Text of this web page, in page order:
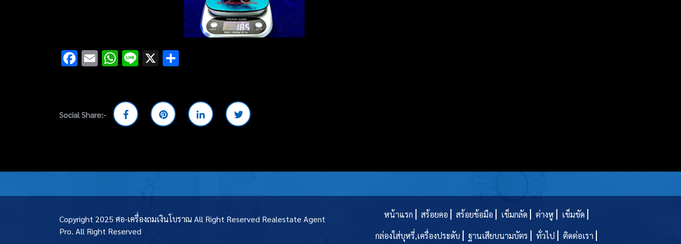
Facebook
EmailWhatsApp
Line
X
Social Share:-
Copyright 2025 ศอ-เครื่องถมเงินโบราณ All Right Reserved Realestate Agent
Pro. All Right Reserved
หน้าแรก สร้อยคอ สร้อยข้อมือ เข็มกลัด ต่างหู
เข็มขัด
กล่องใส่บุหรี่,เครื่องประดับ
ฐานเสียบนามบัตร ทั่วไป ติดต่อเรา